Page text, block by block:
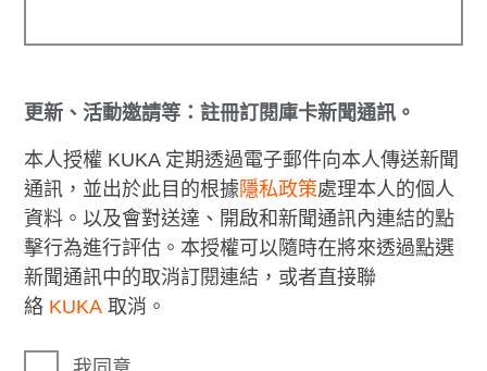
更新、活動邀請等：註冊訂閱庫卡新聞通訊。
本人授權 KUKA 定期透過電子郵件向本人傳送新聞
通訊，並出於此目的根據 隱私政策處理本人的個人
資料。以及會對送達、開啟和新聞通訊內連結的點
擊行為進行評估。本授權可以隨時在將來透過點選
新聞通訊中的取消訂閱連結，或者直接聯
絡 KUKA 取消。